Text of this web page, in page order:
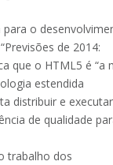
o
de 2014:
que o HTML5 é “a
estendida
distribuir e executar
de qualidade
trabalho dos